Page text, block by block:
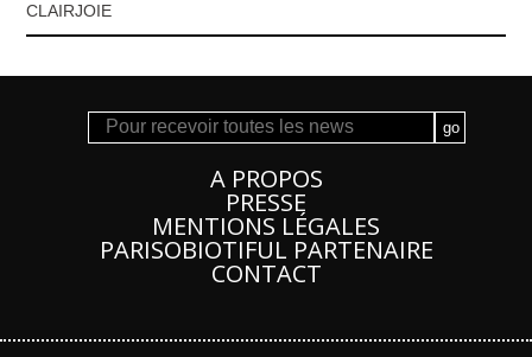
CLAIRJOIE
A PROPOS
PRESSE
MENTIONS LÉGALES
PARISOBIOTIFUL PARTENAIRE
CONTACT